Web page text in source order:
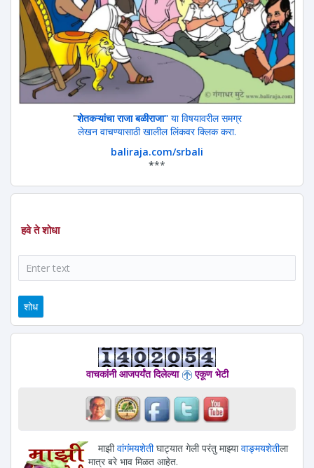
"शेतकऱ्यांचा राजा बळीराजा"या विषयावरील समग्र
लेखन वाचण्यासाठी खालील लिंकवर क्लिक करा.
baliraja.com/srbali
***
हवे ते शोधा
शोध
वाचकांनी आजपर्यंत दिलेल्या एकूण भेटी
माझीवांगंमयशेतीघाट्यात गेली परंतु माझ्यावाङ्मयशेतीला
मात्र बरे भाव मिळत आहेत.